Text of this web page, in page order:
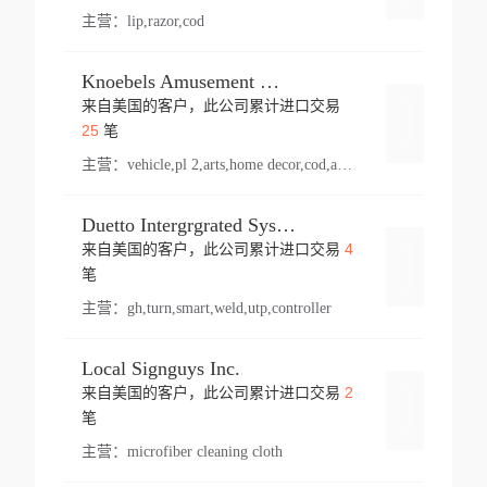
主营： lip,razor,cod
Knoebels Amusement Resort
来自美国的客户，此公司累计进口交易
25笔
主营： vehicle,pl 2,arts,home decor,cod,amusement ride,sea
Duetto Intergrgrated Systems Inc.
来自美国的客户，此公司累计进口交易 4
笔
主营： gh,turn,smart,weld,utp,controller
Local Signguys Inc.
来自美国的客户，此公司累计进口交易 2
笔
主营： microfiber cleaning cloth